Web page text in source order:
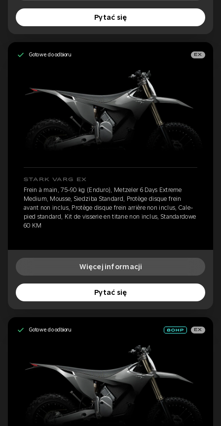
Pytać się
Gotowe do odbioru EX
STARK VARG EX
Frein à main, 75-90 kg (Enduro), Metzeler 6 Days Extreme
Medium, Mousse, Siedziba Standard, Protège disque frein
avant non inclus, Protège disque frein arrière non inclus, Cale-
pied standard, Kit de visserie en titane non inclus, Standardowe
60 KM
Więcej informacji
Pytać się
Gotowe do odbioru EX